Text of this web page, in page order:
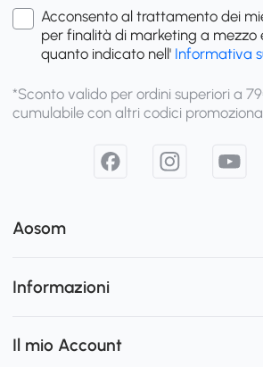
Acconsento al trattamento dei
per finalità di marketing a mezzo
quanto indicato nell' Informativa
*Sconto valido per ordini superiori a
cumulabile con altri codici
Aosom
Informazioni
Il mio Account